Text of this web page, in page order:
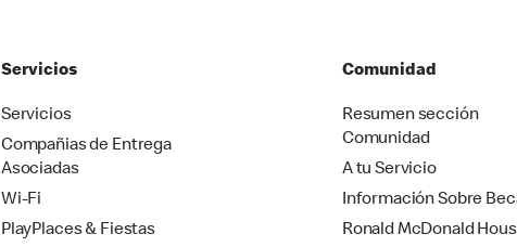
Servicios
Servicios
Compañias de Entrega
Asociadas
Wi-Fi
PlayPlaces & Fiestas
Comunidad
Resumen sección
Comunidad
A tu Servicio
Información Sobre
Ronald McDonald